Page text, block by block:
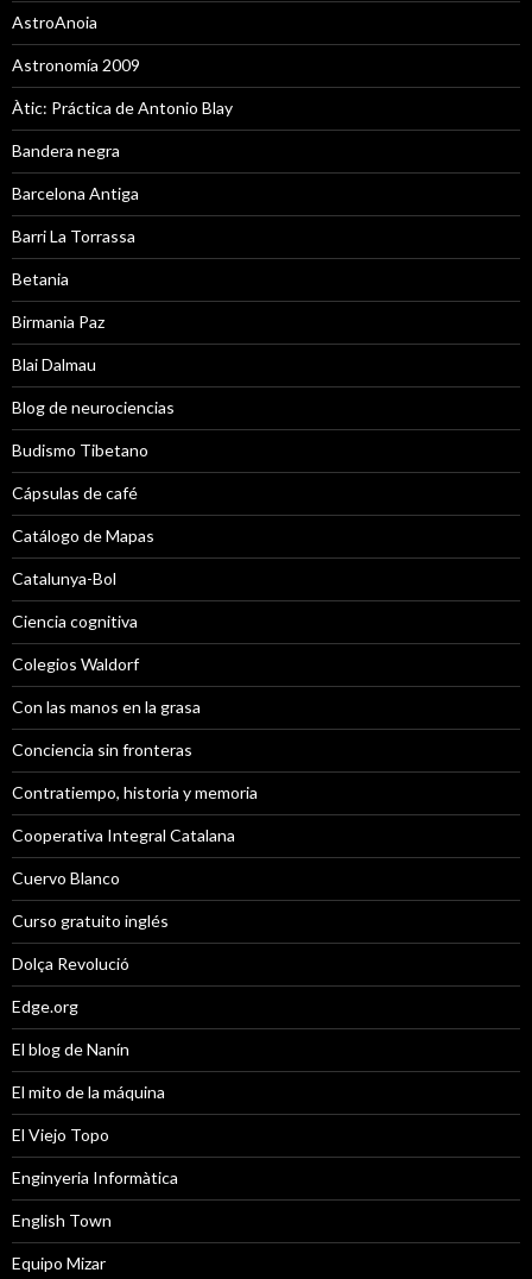
AstroAnoia
Astronomía 2009
Àtic: Práctica de Antonio Blay
Bandera negra
Barcelona Antiga
Barri La Torrassa
Betania
Birmania Paz
Blai Dalmau
Blog de neurociencias
Budismo Tibetano
Cápsulas de café
Catálogo de Mapas
Catalunya-Bol
Ciencia cognitiva
Colegios Waldorf
Con las manos en la grasa
Conciencia sin fronteras
Contratiempo, historia y memoria
Cooperativa Integral Catalana
Cuervo Blanco
Curso gratuito inglés
Dolça Revolució
Edge.org
El blog de Nanín
El mito de la máquina
El Viejo Topo
Enginyeria Informàtica
English Town
Equipo Mizar